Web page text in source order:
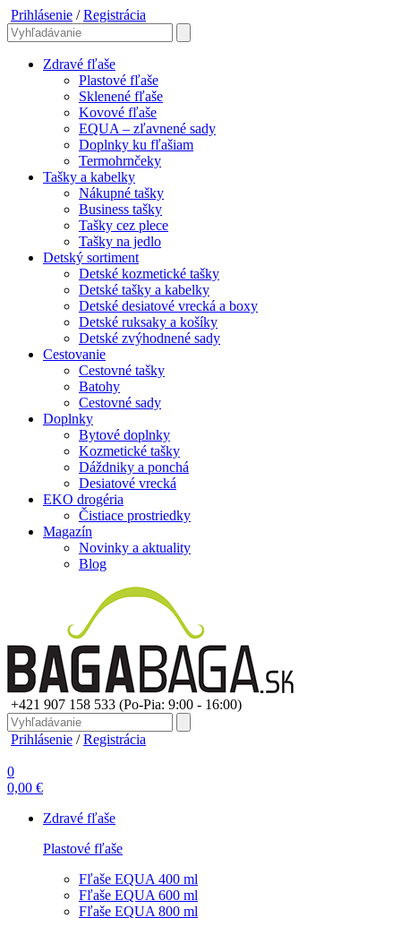
Prihlásenie / Registrácia
Zdravé fľaše
Plastové fľaše
Sklenené fľaše
Kovové fľaše
EQUA – zľavnené sady
Doplnky ku fľašiam
Termohrnčeky
Tašky a kabelky
Nákupné tašky
Business tašky
Tašky cez plece
Tašky na jedlo
Detský sortiment
Detské kozmetické tašky
Detské tašky a kabelky
Detské desiatové vrecká a boxy
Detské ruksaky a košíky
Detské zvýhodnené sady
Cestovanie
Cestovné tašky
Batohy
Cestovné sady
Doplnky
Bytové doplnky
Kozmetické tašky
Dáždniky a ponchá
Desiatové vrecká
EKO drogéria
Čistiace prostriedky
Magazín
Novinky a aktuality
Blog
+421 907 158 533 (Po-Pia: 9:00 - 16:00)
Prihlásenie / Registrácia
0
0,00 €
Zdravé fľaše
Plastové fľaše
Fľaše EQUA 400 ml
Fľaše EQUA 600 ml
Fľaše EQUA 800 ml